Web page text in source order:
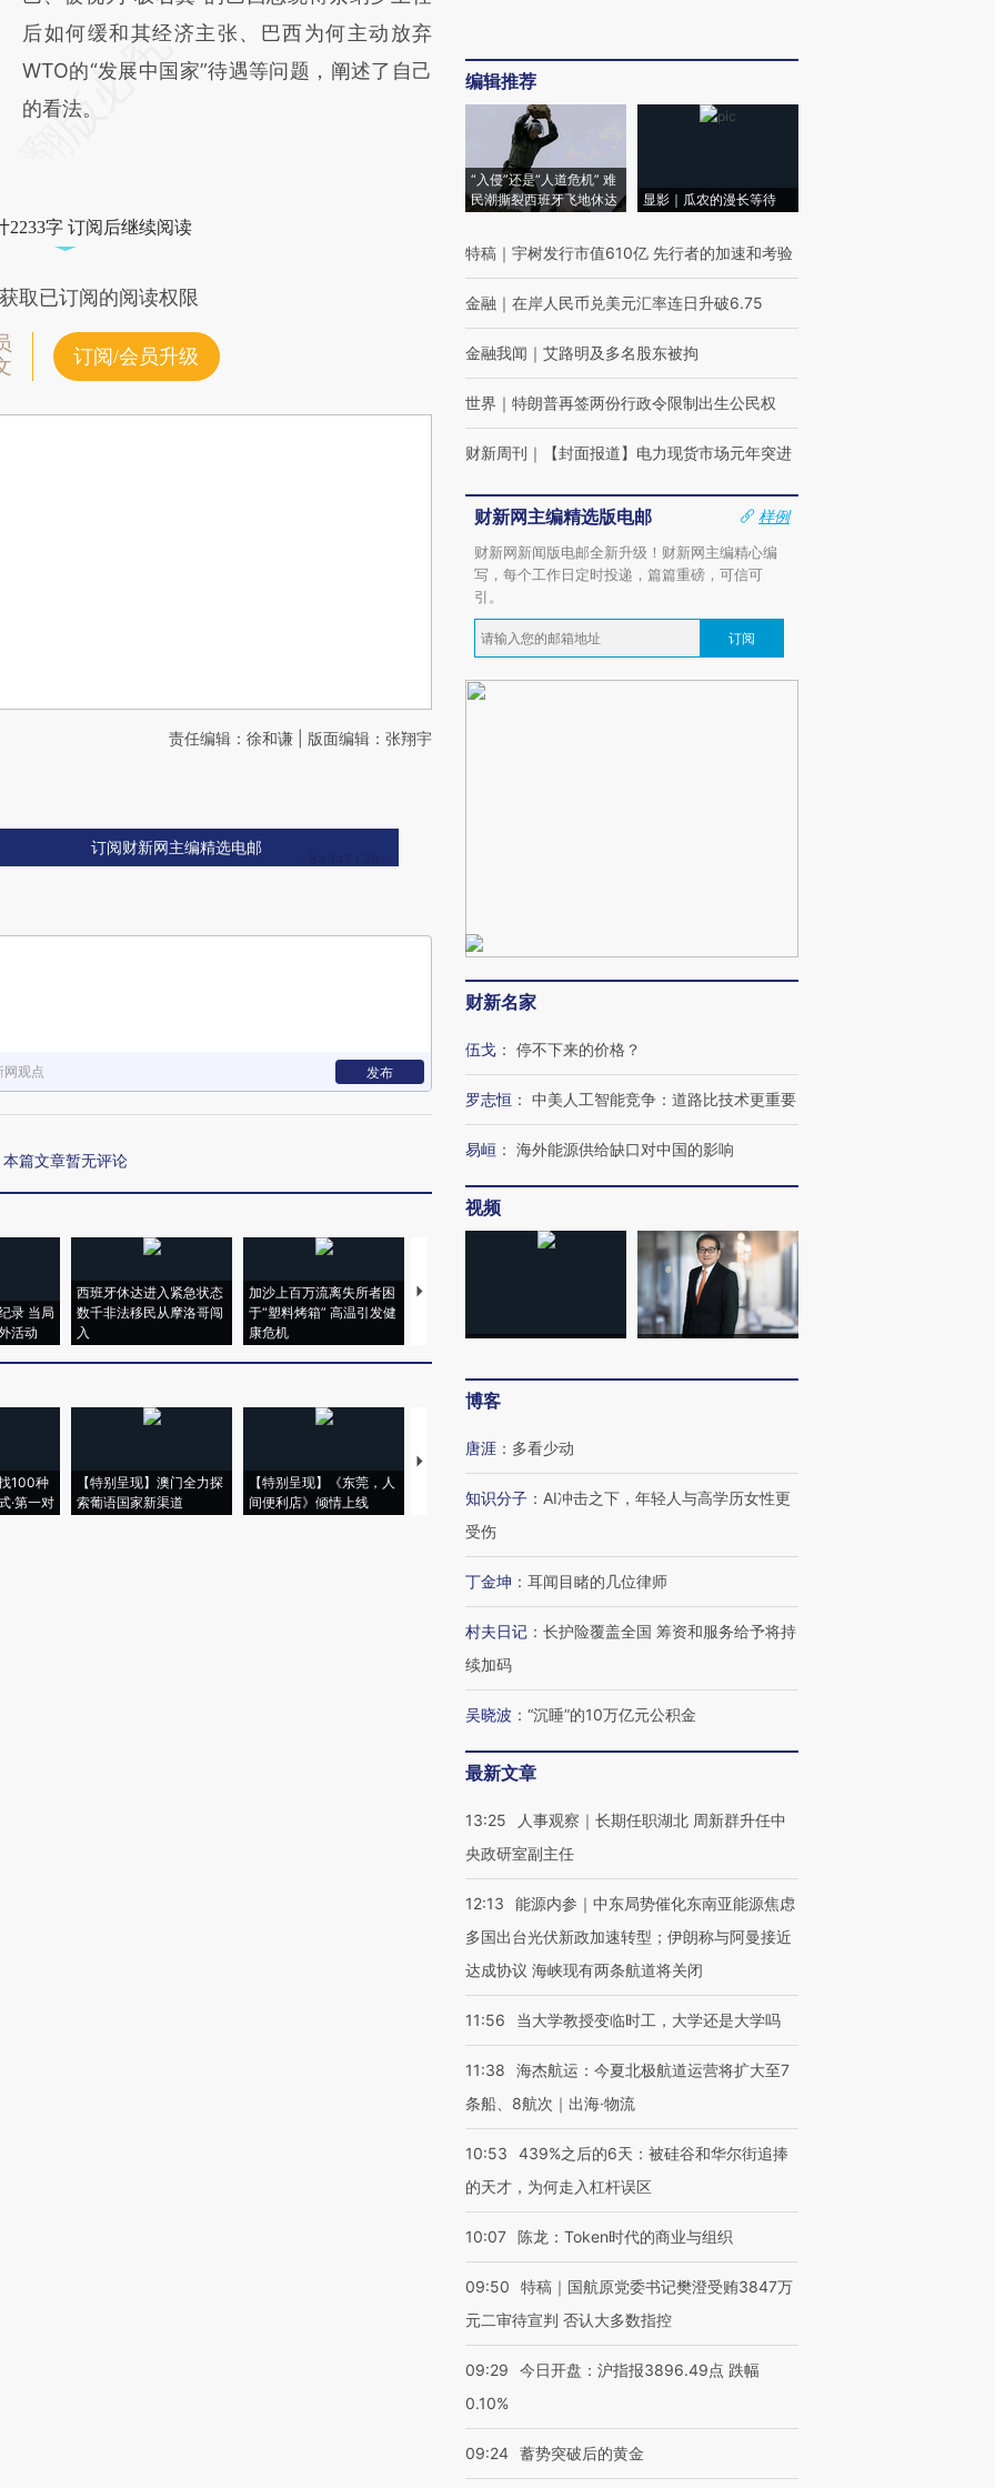
后如何缓和其经济主张、巴西为何主动放弃
WTO的“发展中国家”待遇等问题，阐述了自己
的看法。
2233字 订阅后继续阅读
取已订阅的阅读权限
订阅/会员升级
责任编辑：徐和谦 | 版面编辑：张翔宇
订阅财新网主编精选电邮
网观点 发布
本篇文章暂无评论
录 当局
活动
西班牙休达进入紧急状态
数千非法移民从摩洛哥闯
入
加沙上百万流离失所者困
于“塑料烤箱” 高温引发健
康危机
视线｜HYROX的吸金
心“花钱找虐”？
马航飞行员跨国走私7万
粒摇头丸 尿检体内含3种
毒品
视线｜被称为“蟑螂”的印
度Z世代 用街头抗争将教
育部长拱下台
100种
·第一对
【特别呈现】澳门全力探
索葡语国家新渠道
【特别呈现】《东莞，人
间便利店》倾情上线
【推广】走进第四届链博
有意思的生活方式·第三对
住三大增长引擎是什么？
编辑推荐
“入侵”还是“人道危机” 难
民潮撕裂西班牙飞地休达
显影｜瓜农的漫长等待
特稿 ｜ 宇树发行市值610亿 先行者的加速和考验
金融 ｜ 在岸人民币兑美元汇率连日升破6.75
金融我闻 ｜ 艾路明及多名股东被拘
世界 ｜ 特朗普再签两份行政令限制出生公民权
财新周刊 ｜ 【封面报道】电力现货市场元年突进
财新网主编精选版电邮
样例
财新网新闻版电邮全新升级！财新网主编精心编
写，每个工作日定时投递，篇篇重磅，可信可
引。
订阅
财新名家
伍戈 ： 停不下来的价格？
罗志恒 ： 中美人工智能竞争：道路比技术更重要
易峘 ： 海外能源供给缺口对中国的影响
视频
博客
唐涯 ： 多看少动
知识分子 ： AI冲击之下，年轻人与高学历女性更
受伤
丁金坤 ： 耳闻目睹的几位律师
村夫日记 ： 长护险覆盖全国 筹资和服务给予将持
续加码
吴晓波 ： “沉睡”的10万亿元公积金
最新文章
13:25
人事观察｜长期任职湖北 周新群升任中
央政研室副主任
12:13
能源内参｜中东局势催化东南亚能源焦虑
多国出台光伏新政加速转型；伊朗称与阿曼接近
达成协议 海峡现有两条航道将关闭
11:56 当大学教授变临时工，大学还是大学吗
11:38
海杰航运：今夏北极航道运营将扩大至7
条船、8航次｜出海·物流
10:53
439%之后的6天：被硅谷和华尔街追捧
的天才，为何走入杠杆误区
10:07 陈龙：Token时代的商业与组织
09:50
特稿｜国航原党委书记樊澄受贿3847万
元二审待宣判 否认大多数指控
09:29
今日开盘：沪指报3896.49点 跌幅
0.10%
09:24 蓄势突破后的黄金